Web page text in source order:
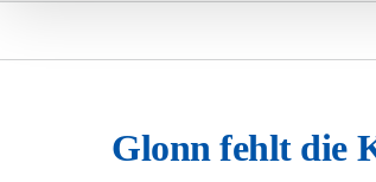
Glonn fehlt die